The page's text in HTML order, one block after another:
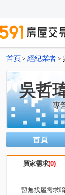
首頁 > 經紀業者 >
吳哲
專
首頁
買家需求(0)
暫無找屋需求